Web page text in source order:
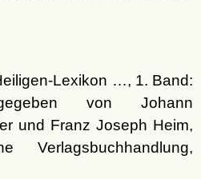
Lexikon …, 1. Band:
von Johann
und Franz Joseph Heim,
Verlagsbuchhandlung,